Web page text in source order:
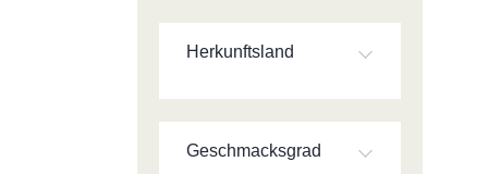
Herkunftsland
Geschmacksgrad